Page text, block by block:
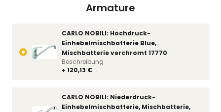
Armature
CARLO NOBILI: Hochdruck-
Einhebelmischbatterie Blue,
Mischbatterie verchromt 17770
+ 120,13 €
Beschreibung
CARLO NOBILI: Niederdruck-
Einhebelmischbatterie, Mischbatterie,